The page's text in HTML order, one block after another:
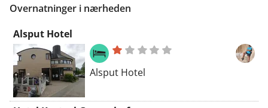
Overnatninger i nærheden
Alsput Hotel
Alsput Hotel